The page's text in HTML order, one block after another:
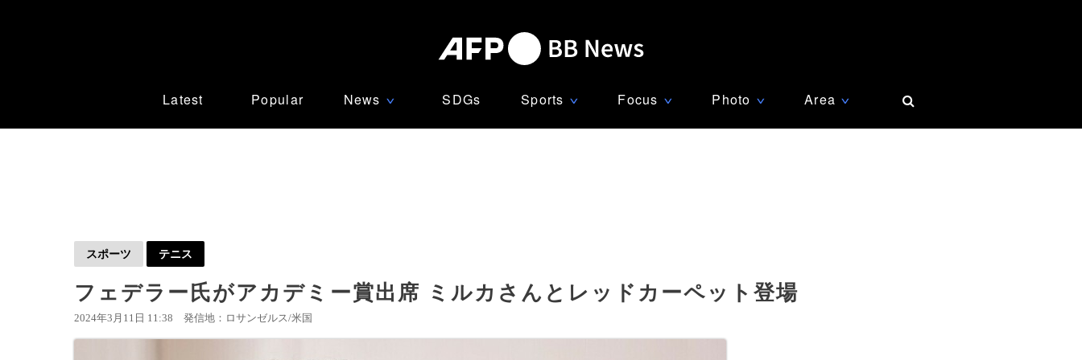
Latest Popular News ∨ SDGs Sports ∨ Focus ∨ Photo ∨ Area ∨
スポーツ テニス
フェデラー氏がアカデミー賞出席 ミルカさんとレッドカーペット登場
2024年3月11日 11:38 発信地：ロサンゼルス/米国